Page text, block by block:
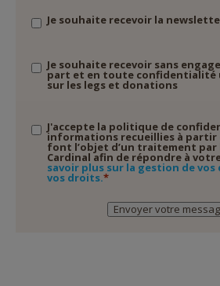
SansJe souhaite recevoir la
Sans
titre
Je souhaite recevoir sans
part et en toute confidentialité
sur les legs et donations
Validation*
J'accepte la politique de
informations recueillies à partir
font l’objet d’un traitement par
Cardinal afin de répondre à
savoir plus sur la gestion de
vos droits.
Envoyer votre